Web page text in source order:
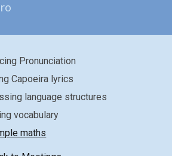
Pronunciation
Capoeira lyrics
language structures
vocabulary
maths